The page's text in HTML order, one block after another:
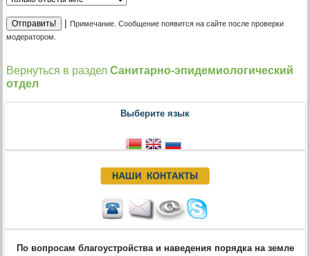
|Примечание. Сообщение появится на сайте после проверки
модератором.
Вернуться в разделСанитарно-эпидемиологический
отдел
Выберите язык
По вопросам благоустройства и наведения порядка на земле